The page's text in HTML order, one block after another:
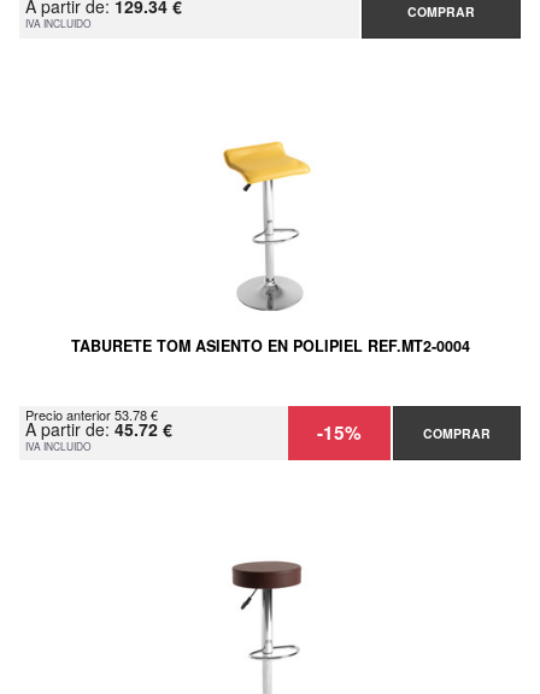
A partir de: 129.34 €
IVA INCLUIDO
COMPRAR
TABURETE TOM ASIENTO EN POLIPIEL REF.MT2-0004
Precio anterior 53.78 €
A partir de: 45.72 €
IVA INCLUIDO -15% COMPRAR